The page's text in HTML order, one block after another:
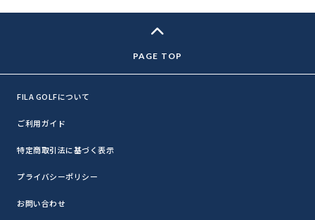
FILA GOLFについて
ご利用ガイド
特定商取引法に基づく表示
プライバシーポリシー
お問い合わせ